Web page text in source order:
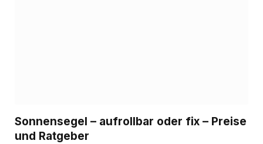
Sonnensegel – aufrollbar oder fix – Preise
und Ratgeber